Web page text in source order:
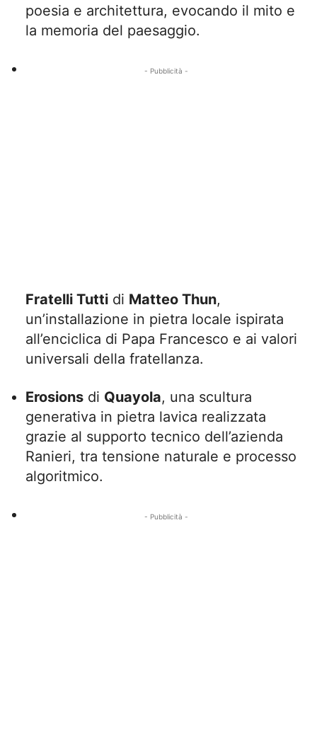
poesia e architettura, evocando il mito e
la memoria del paesaggio.
- Pubblicità -
Fratelli Tutti di Matteo Thun,
un’installazione in pietra locale ispirata
all’enciclica di Papa Francesco e ai valori
universali della fratellanza.
Erosions di Quayola, una scultura
generativa in pietra lavica realizzata
grazie al supporto tecnico dell’azienda
Ranieri, tra tensione naturale e processo
algoritmico.
- Pubblicità -